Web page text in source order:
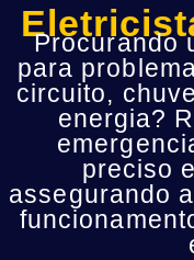
Procurando
para
circuito,
energia?
preciso
assegurando